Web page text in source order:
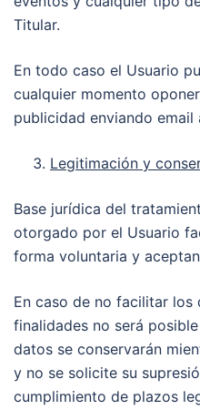
Titular.
En todo caso el Usuario
cualquier momento
publicidad enviando email
Legitimación y
Base jurídica del
otorgado por el Usuario
forma voluntaria y
En caso de no facilitar los
finalidades no será
datos se conservarán
y no se solicite su
cumplimiento de plazos